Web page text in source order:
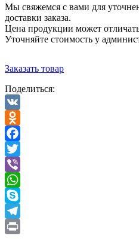
Мы свяжемся с вами для
доставки заказа.
Цена продукции может
Уточняйте стоимость у
Заказать товар
Поделиться:
VK
Odnoklassniki
Facebook
Twitter
Viber
WhatsApp
Skype
Telegram